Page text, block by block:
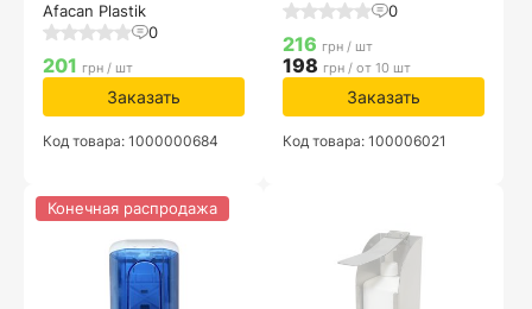
Afacan Plastik
0
201 грн / шт
Заказать
Код товара: 1000000684
0
216 грн / шт
198 грн / от 10 шт
Заказать
Код товара: 100006021
Конечная распродажа